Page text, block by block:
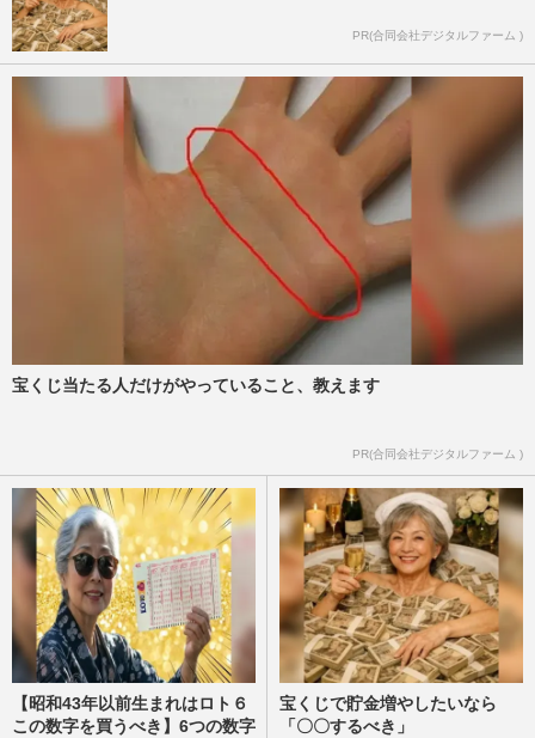
PR(合同会社デジタルファーム )
宝くじ当たる人だけがやっていること、教えます
PR(合同会社デジタルファーム )
【昭和43年以前生まれはロト６
この数字を買うべき】6つの数字
宝くじで貯金増やしたいなら
「〇〇するべき」